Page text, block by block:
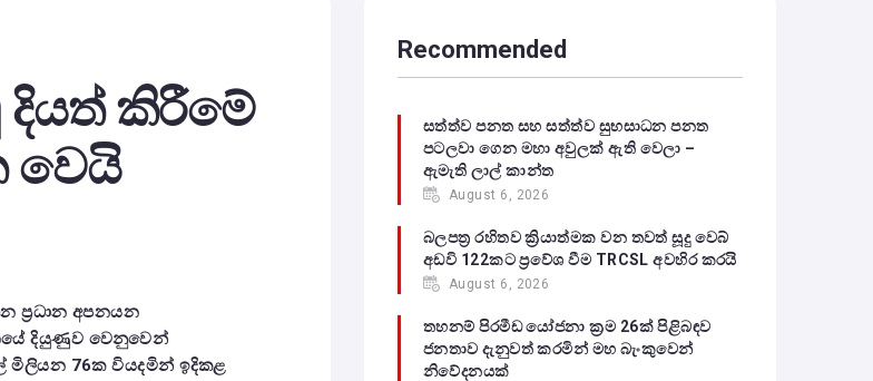
දියත් කිරීමේ
වෙයි
ප්‍රධාන අපනයන
දියුණුව වෙනුවෙන්
මිලියන 76ක වියදමින් ඉදිකළ
Recommended
සත්ත්ව පනත සහ සත්ත්ව සුභසාධන පනත
පටලවා ගෙන මහා අවුලක් ඇති වෙලා –
ඇමැති ලාල් කාන්ත
August 6, 2026
බලපත්‍ර රහිතව ක්‍රියාත්මක වන තවත් සූදු වෙබ්
අඩවි 122කට ප්‍රවේශ වීම TRCSL අවහිර කරයි
August 6, 2026
තහනම් පිරමීඩ යෝජනා ක්‍රම 26ක් පිළිබඳව
ජනතාව දැනුවත් කරමින් මහ බැංකුවෙන්
නිවේදනයක්